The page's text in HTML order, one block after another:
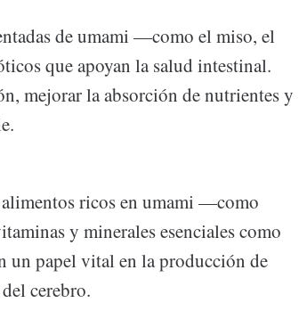
de umami —como el miso, el
que apoyan la salud intestinal.
mejorar la absorción de nutrientes y
ricos en umami —como
y minerales esenciales como
un papel vital en la producción de
cerebro.